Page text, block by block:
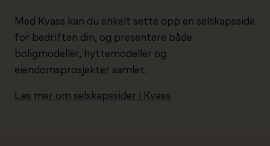
Med Kvass kan du enkelt sette opp en selskapsside
for bedriften din, og presentere både
boligmodeller, hyttemodeller og
eiendomsprosjekter samlet.
Les mer om selskapssider i Kvass